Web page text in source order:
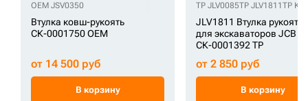
OEM JSV0350
Втулка ковш-рукоять
СК-0001750 OEM
от 14 500 руб
В корзину
TP JLV0085TP JLV1811 TP
JLV1811 Втулка рукоять-
для экскаваторов JCB
СК-0001392 TP
от 2 850 руб
В корзину